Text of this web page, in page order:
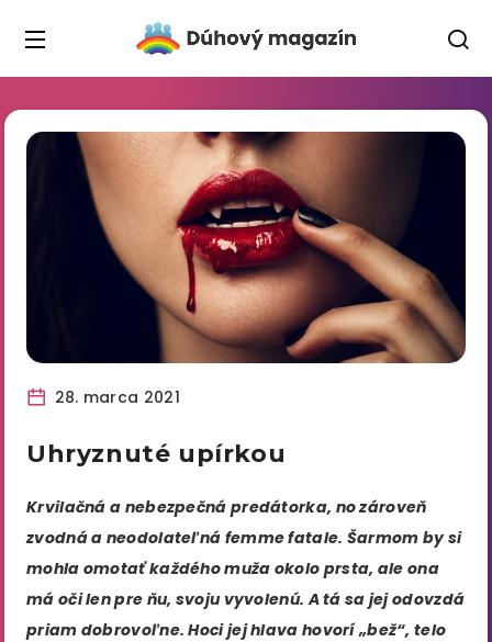
28. marca 2021
Uhryznuté upírkou
Krvilačná a nebezpečná predátorka, no zároveň
zvodná a neodolateľná femme fatale. Šarmom by si
mohla omotaťkaždého muža okolo prsta, ale ona
má oči len pre ňu, svoju vyvolenú. A tá sa jej odovzdá
priam dobrovoľne. Hoci jej hlava hovorí „bež“, telo